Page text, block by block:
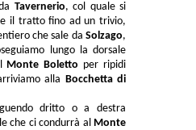
Tavernerio, col quale si
il tratto fino ad un trivio,
che sale da Solzago,
lungo la dorsale
Monte Boletto per ripidi
alla
Bocchetta di
dritto o a destra
che ci condurrà al Monte